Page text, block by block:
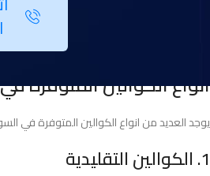
انواع الكوالين
يوجد العديد من انواع الكوالين المتوفرة
1. الكوالين التقليدية